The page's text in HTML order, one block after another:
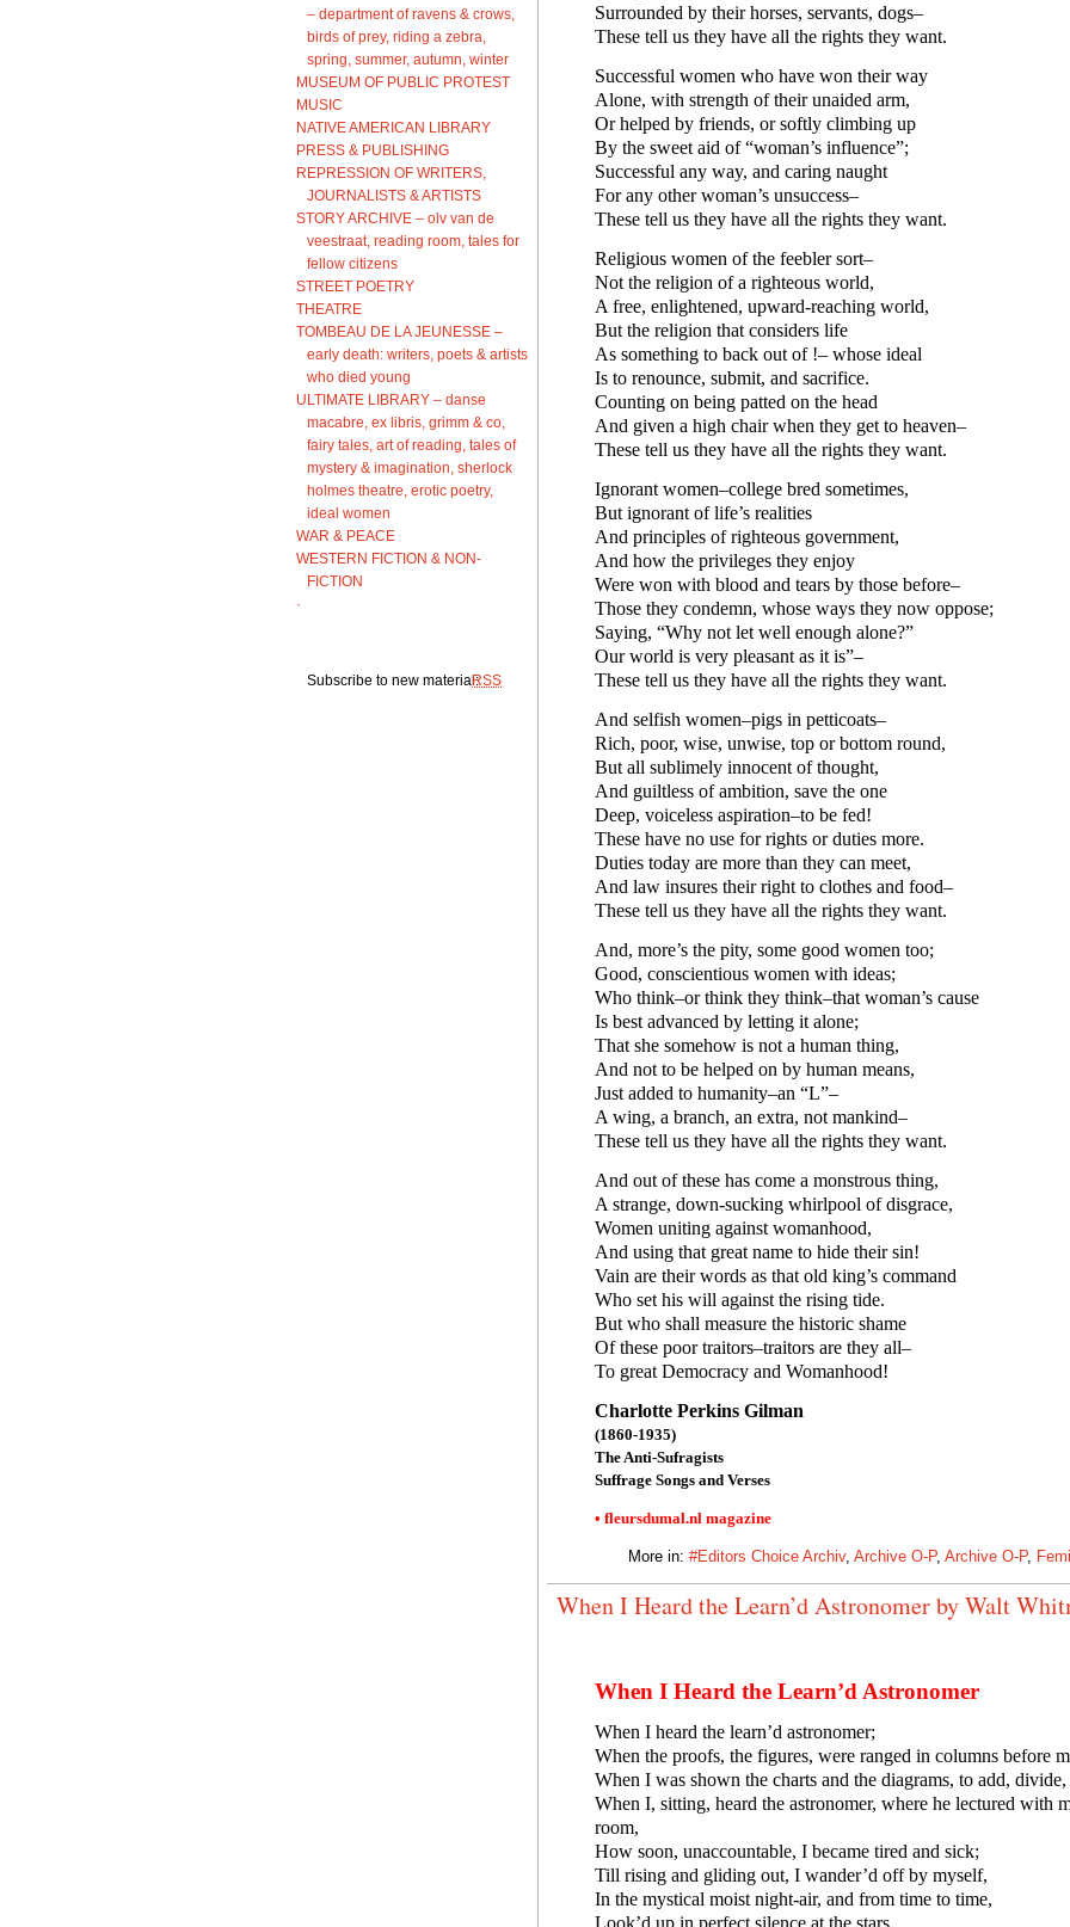
– department of ravens & crows,
birds of prey, riding a zebra,
spring, summer, autumn, winter
MUSEUM OF PUBLIC PROTEST
MUSIC
NATIVE AMERICAN LIBRARY
PRESS & PUBLISHING
REPRESSION OF WRITERS,
JOURNALISTS & ARTISTS
STORY ARCHIVE – olv van de
veestraat, reading room, tales for
fellow citizens
STREET POETRY
THEATRE
TOMBEAU DE LA JEUNESSE –
early death: writers, poets & artists
who died young
ULTIMATE LIBRARY – danse
macabre, ex libris, grimm & co,
fairy tales, art of reading, tales of
mystery & imagination, sherlock
holmes theatre, erotic poetry,
ideal women
WAR & PEACE
WESTERN FICTION & NON-
FICTION
·
Subscribe to new material:RSS
Surrounded by their horses, servants, dogs–
These tell us they have all the rights they want.
Successful women who have won their way
Alone, with strength of their unaided arm,
Or helped by friends, or softly climbing up
By the sweet aid of “woman’s influence”;
Successful any way, and caring naught
For any other woman’s unsuccess–
These tell us they have all the rights they want.
Religious women of the feebler sort–
Not the religion of a righteous world,
A free, enlightened, upward-reaching world,
But the religion that considers life
As something to back out of !– whose ideal
Is to renounce, submit, and sacrifice.
Counting on being patted on the head
And given a high chair when they get to heaven–
These tell us they have all the rights they want.
Ignorant women–college bred sometimes,
But ignorant of life’s realities
And principles of righteous government,
And how the privileges they enjoy
Were won with blood and tears by those before–
Those they condemn, whose ways they now oppose;
Saying, “Why not let well enough alone?”
Our world is very pleasant as it is”–
These tell us they have all the rights they want.
And selfish women–pigs in petticoats–
Rich, poor, wise, unwise, top or bottom round,
But all sublimely innocent of thought,
And guiltless of ambition, save the one
Deep, voiceless aspiration–to be fed!
These have no use for rights or duties more.
Duties today are more than they can meet,
And law insures their right to clothes and food–
These tell us they have all the rights they want.
And, more’s the pity, some good women too;
Good, conscientious women with ideas;
Who think–or think they think–that woman’s cause
Is best advanced by letting it alone;
That she somehow is not a human thing,
And not to be helped on by human means,
Just added to humanity–an “L”–
A wing, a branch, an extra, not mankind–
These tell us they have all the rights they want.
And out of these has come a monstrous thing,
A strange, down-sucking whirlpool of disgrace,
Women uniting against womanhood,
And using that great name to hide their sin!
Vain are their words as that old king’s command
Who set his will against the rising tide.
But who shall measure the historic shame
Of these poor traitors–traitors are they all–
To great Democracy and Womanhood!
Charlotte Perkins Gilman
(1860-1935)
The Anti-Sufragists
Suffrage Songs and Verses
• fleursdumal.nl magazine
More in: #Editors Choice Archiv, Archive O-P, Archive O-P,
When I Heard the Learn’d Astronomer by Walt
When I Heard the Learn’d Astronomer
When I heard the learn’d astronomer;
When the proofs, the figures, were ranged in columns before
When I was shown the charts and the diagrams, to add, divide,
When I, sitting, heard the astronomer, where he lectured with
room,
How soon, unaccountable, I became tired and sick;
Till rising and gliding out, I wander’d off by myself,
In the mystical moist night-air, and from time to time,